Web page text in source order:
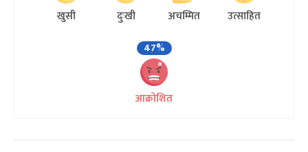
खुसी दुःखी अचम्मित
उत्साहित
47%
आक्रोशित